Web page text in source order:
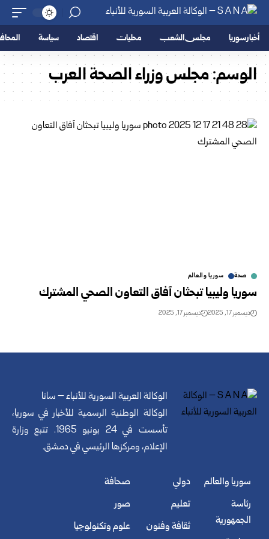
أخبار سوريا مجلس الشعب محليات اقتصاد سياسة
الوسم:مجلس وزراء الصحة العرب
صحة سوريا والعالم
سوريا وليبيا تبحثان آفاق التعاون الصحي المشترك
ديسمبر 17, 2025 ديسمبر 17, 2025
الوكالة العربية السورية للأنباء – سانا
الوكالة الوطنية الرسمية للأخبار في سوريا،
تأسست في 24 يونيو 1965. تتبع وزارة
الإعلام، ومركزها الرئيسي في دمشق.
سوريا والعالم
رئاسة
الجمهورية
دولي
تعليم
ثقافة وفنون
صحافة
صور
علوم وتكنولوجيا